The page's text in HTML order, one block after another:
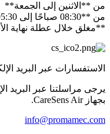
من **الاثنين إلى الجمعة**
من **08:30 صباحًا إلى 05:30 مساءً** (UTC+1)
**مغلق خلال عطلة نهاية
الاستفسارات عبر البريد
يرجى مراسلتنا عبر البريد
بجهاز CareSens Air.
info@promamec.com